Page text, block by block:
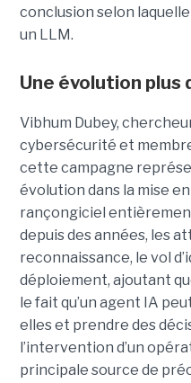
conclusion selon
un LLM.
Une évolution plus
Vibhum Dubey,
cybersécurité et
cette campagne
évolution dans la mise
rançongiciel
depuis des années, les
reconnaissance, le vol
déploiement, ajoutant
le fait qu’un agent IA
elles et prendre des
l’intervention d’un
principale source de